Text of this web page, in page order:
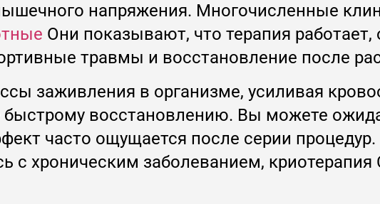
напряжения. Многочисленные
Они показывают, что терапия работает,
травмы и восстановление после
заживления в организме, усиливая
быстрому восстановлению. Вы можете
часто ощущается после серии
с хроническим заболеванием, криотерапия